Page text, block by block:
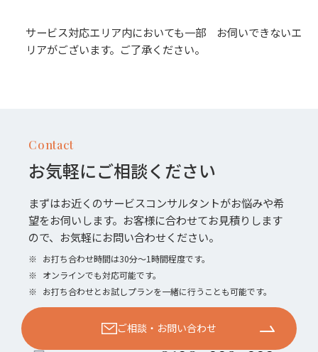
サービス対応エリア内においても一部 お伺いできないエ
リアがございます。ご了承ください。
Contact
お気軽にご相談ください
まずはお近くのサービスコンサルタントがお悩みや希
望をお伺いします。お客様に合わせてお見積りします
ので、お気軽にお問い合わせください。
※ お打ち合わせ時間は30分〜1時間程度です。
※ オンラインでも対応可能です。
※ お打ち合わせとお試しプランを一緒に行うことも可能です。
ご相談・お問い合わせ